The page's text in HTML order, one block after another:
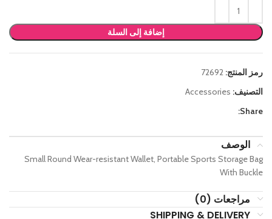
إضافة إلى السلة
رمز المنتج: 72692
التصنيف: Accessories
Share:
الوصف
Small Round Wear-resistant Wallet, Portable Sports Storage Bag
With Buckle
مراجعات (0)
SHIPPING & DELIVERY